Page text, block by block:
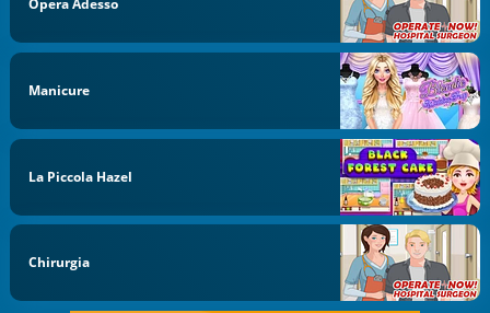
Opera Adesso
Manicure
La Piccola Hazel
Chirurgia